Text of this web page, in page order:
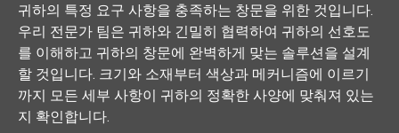
귀하의 특정 요구 사항을 충족하는 창문을 위한 것입니다.
우리 전문가 팀은 귀하와 긴밀히 협력하여 귀하의 선호도
를 이해하고 귀하의 창문에 완벽하게 맞는 솔루션을 설계
할 것입니다. 크기와 소재부터 색상과 메커니즘에 이르기
까지 모든 세부 사항이 귀하의 정확한 사양에 맞춰져 있는
지 확인합니다.